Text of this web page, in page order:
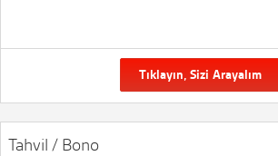
Tıklayın, Sizi Arayalım
Tahvil / Bono